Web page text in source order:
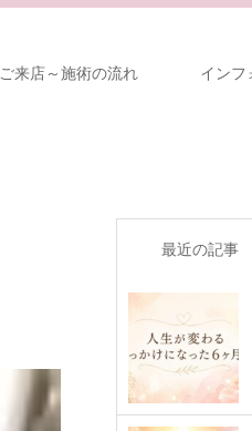
ご来店～施術の流れ インフ
最近の記事